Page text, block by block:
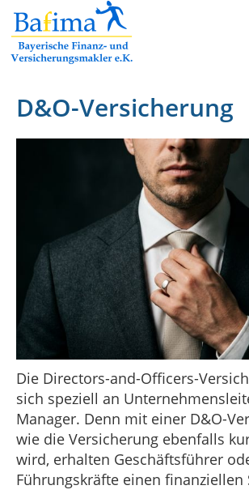
D&O-Versicherung
Die Directors-and-Officers-
sich speziell an
Manager. Denn mit einer D&O-
wie die Versicherung ebenfalls
wird, erhalten Geschäftsführer
Führungskräfte einen finanziellen